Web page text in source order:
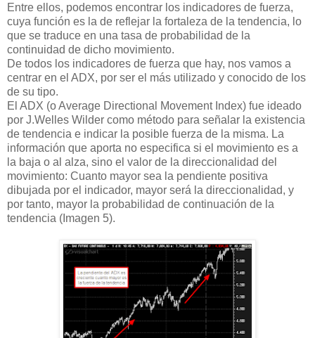
Entre ellos, podemos encontrar los indicadores de fuerza,
cuya función es la de reflejar la fortaleza de la tendencia, lo
que se traduce en una tasa de probabilidad de la
continuidad de dicho movimiento.
De todos los indicadores de fuerza que hay, nos vamos a
centrar en el ADX, por ser el más utilizado y conocido de los
de su tipo.
El ADX (o Average Directional Movement Index) fue ideado
por J.Welles Wilder como método para señalar la existencia
de tendencia e indicar la posible fuerza de la misma. La
información que aporta no especifica si el movimiento es a
la baja o al alza, sino el valor de la direccionalidad del
movimiento: Cuanto mayor sea la pendiente positiva
dibujada por el indicador, mayor será la direccionalidad, y
por tanto, mayor la probabilidad de continuación de la
tendencia (Imagen 5).